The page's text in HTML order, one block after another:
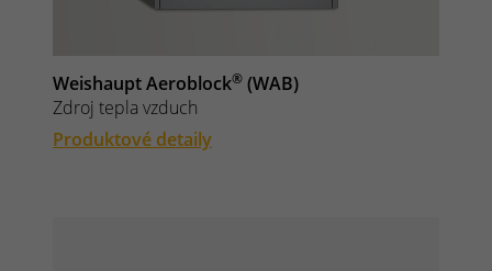
Weishaupt Aeroblock® (WAB)
Zdroj tepla vzduch
Produktové detaily